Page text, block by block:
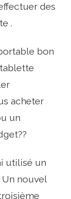
des
.
bon
acheter
un
utilisé un
Un nouvel